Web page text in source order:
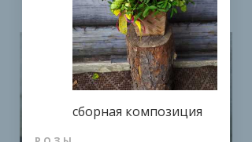
сборная композиция